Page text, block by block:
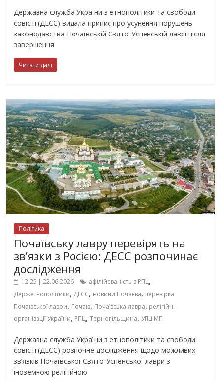
Державна служба України з етнополітики та свободи
совісті (ДЕСС) видала припис про усунення порушень
законодавства Почаївській Свято-Успенській лаврі після
завершення
Читати далі
Політика
Почаївську лавру перевірять на
зв’язки з Росією: ДЕСС розпочинає
дослідження
12:25 | 22.06.2026 афілійованість з РПЦ,
Держетнополітики, ДЕСС, новини Почаєва, перевірка
Почаївської лаври, Почаїв, Почаївська лавра, релігійні
організації України, РПЦ,Тернопільщина, УПЦ МП
Державна служба України з етнополітики та свободи
совісті (ДЕСС) розпочне дослідження щодо можливих
зв’язків Почаївської Свято-Успенської лаври з
іноземною релігійною